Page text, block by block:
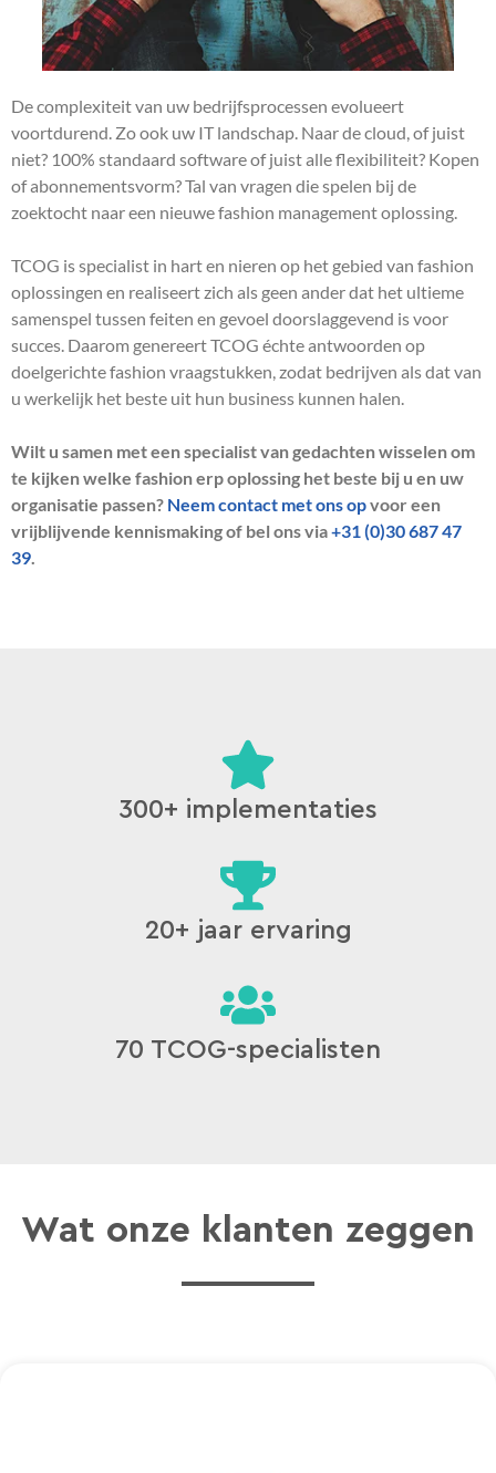
De complexiteit van uw bedrijfsprocessen evolueert
voortdurend. Zo ook uw IT landschap. Naar de cloud, of juist
niet? 100% standaard software of juist alle flexibiliteit? Kopen
of abonnementsvorm? Tal van vragen die spelen bij de
zoektocht naar een nieuwe fashion management oplossing.
TCOG is specialist in hart en nieren op het gebied van fashion
oplossingen en realiseert zich als geen ander dat het ultieme
samenspel tussen feiten en gevoel doorslaggevend is voor
succes. Daarom genereert TCOG échte antwoorden op
doelgerichte fashion vraagstukken, zodat bedrijven als dat van
u werkelijk het beste uit hun business kunnen halen.
Wilt u samen met een specialist van gedachten wisselen om
te kijken welke fashion erp oplossing het beste bij u en uw
organisatie passen? Neem contact met ons opvoor een
vrijblijvende kennismaking of bel ons via+31 (0)30 687 47
39
300+ implementaties
20+ jaar ervaring
70 TCOG-specialisten
Wat onze klanten zeggen